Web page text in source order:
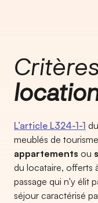
L’article L324-1-1
meublés de
appartements ou
du locataire, offerts
passage qui n'y élit
séjour caractérisé